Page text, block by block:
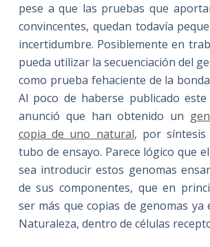
pese a que las pruebas que
convincentes, quedan todavía
incertidumbre. Posiblemente en
pueda utilizar la secuenciación del
como prueba fehaciente de la
Al poco de haberse publicado
anunció que han obtenido un
copia de uno natural, por
tubo de ensayo. Parece lógico que
sea introducir estos genomas
de sus componentes, que en
ser más que copias de genomas ya
Naturaleza, dentro de células